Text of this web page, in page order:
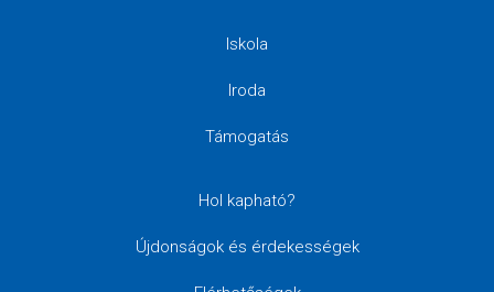
Iskola
Iroda
Támogatás
Hol kapható?
Újdonságok és érdekességek